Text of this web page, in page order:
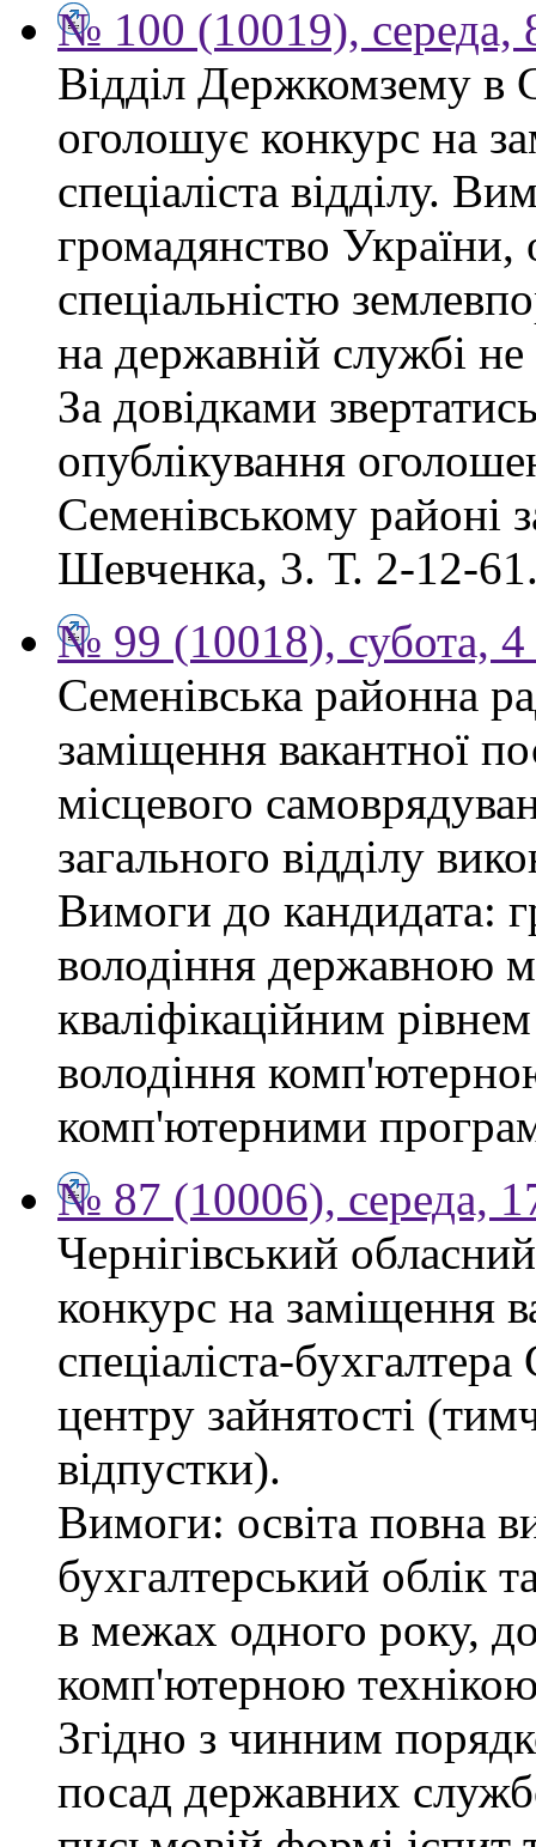
№ 100 (10019), середа,
Відділ Держкомзему в
оголошує конкурс на
спеціаліста відділу.
громадянство України,
спеціальністю
на державній службі
За довідками
опублікування
Семенівському районі
Шевченка, 3. Т. 2-12-
№ 99 (10018), субота, 4
Семенівська районна
заміщення вакантної
місцевого
загального відділу
Вимоги до кандидата:
володіння державною
кваліфікаційним
володіння
комп'ютерними
№ 87 (10006), середа,
Чернігівський
конкурс на заміщення
спеціаліста-
центру зайнятості
відпустки).
Вимоги: освіта повна
бухгалтерський облік
в межах одного року,
комп'ютерною
Згідно з чинним
посад державних